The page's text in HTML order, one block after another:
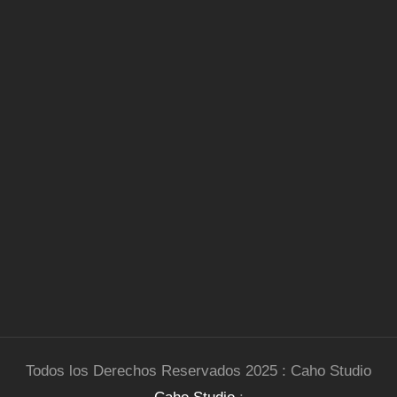
Todos los Derechos Reservados 2025 : Caho Studio